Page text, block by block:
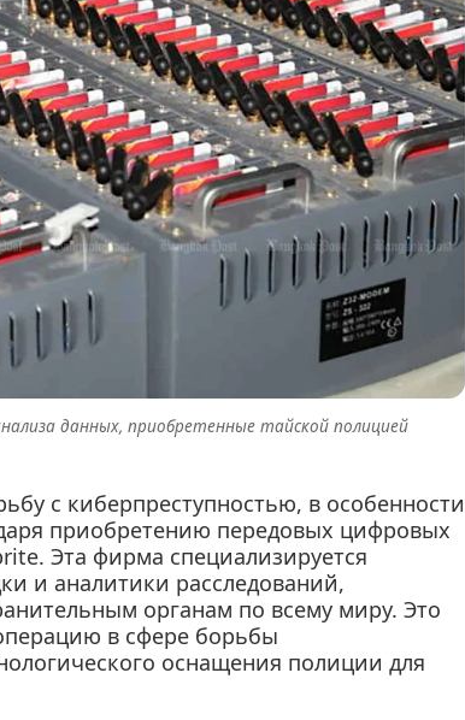
данных, приобретенные тайской полицией
с киберпреступностью, в особенности
приобретению передовых цифровых
Эта фирма специализируется
и аналитики расследований,
органам по всему миру. Это
в сфере борьбы
оснащения полиции для